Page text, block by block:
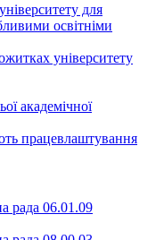
для
освітніми
університету
академічної
працевлаштування
рада 06.01.09